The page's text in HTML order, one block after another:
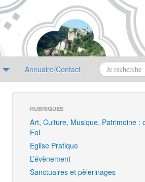
Annuaire/Contact
RUBRIQUES
Art, Culture, Musique, Patrimoine :
Foi
Eglise Pratique
L’évènement
Sanctuaires et pèlerinages